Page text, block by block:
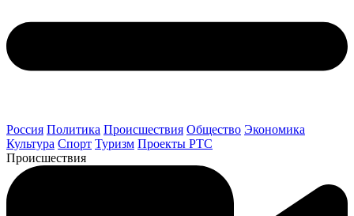
Россия Политика Происшествия Общество Экономика
Культура Спорт Туризм Проекты РТС
Происшествия